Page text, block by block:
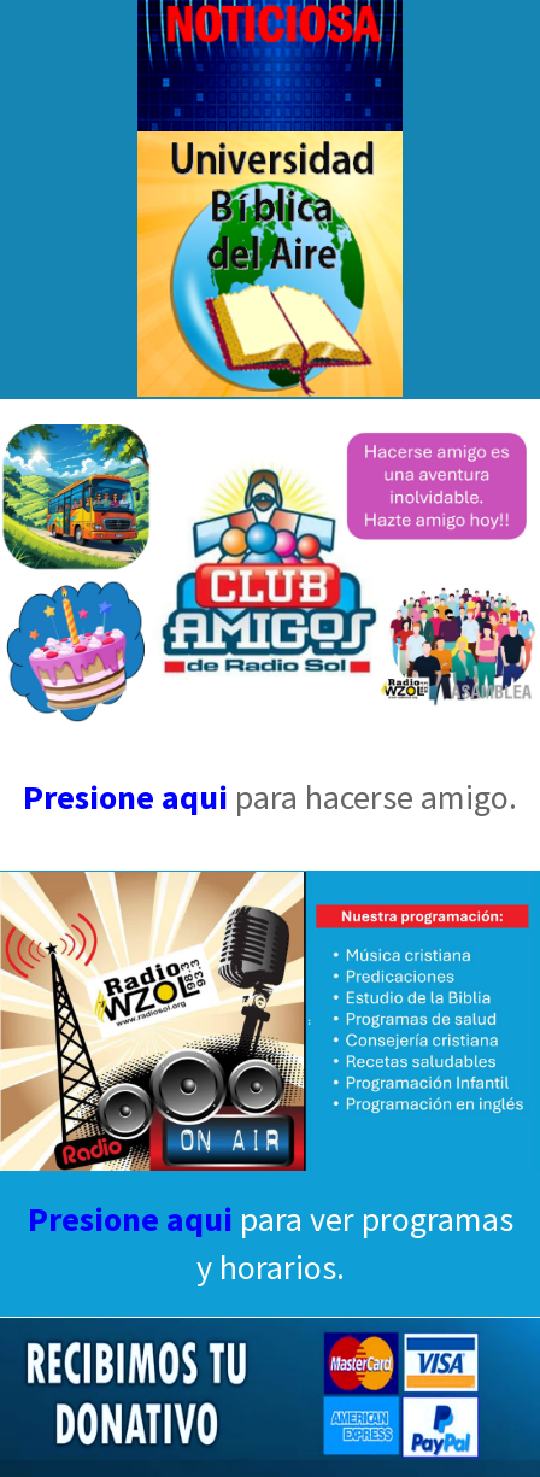
Presione aqui para hacerse amigo.
Presione aqui para ver programas
y horarios.